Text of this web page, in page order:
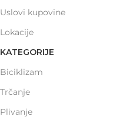
Uslovi kupovine
Lokacije
KATEGORIJE
Biciklizam
Trčanje
Plivanje